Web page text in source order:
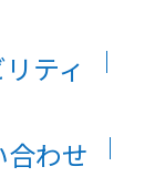
ティ
合わせ